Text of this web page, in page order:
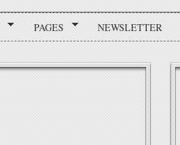
PAGES NEWSLETTER